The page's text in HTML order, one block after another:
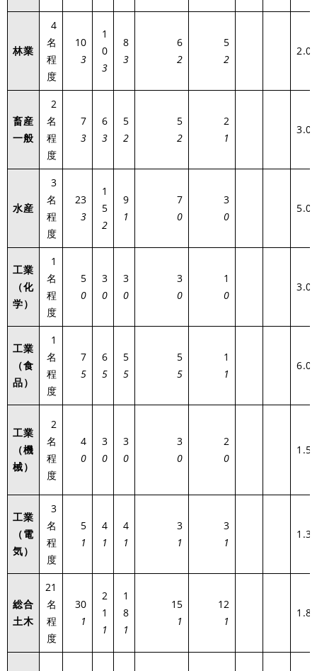
林業
4
名
程
度
10
3
1
0
3
8
3
6
2
5
2
2.0
畜産
一般
2
名
程
度
7
3
6
3
5
2
5
2
2
1
3.0
水産
3
名
程
度
23
3
1
5
2
9
1
7
0
3
0
5.0
工業
（化
学）
1
名
程
度
5
0
3
0
3
0
3
0
1
0
3.0
工業
（食
品）
1
名
程
度
7
5
6
5
5
5
5
5
1
1
6.0
工業
（機
械）
2
名
程
度
4
0
3
0
3
0
3
0
2
0
1.5
工業
（電
気）
3
名
程
度
5
1
4
1
4
1
3
1
3
1
1.3
総合
土木
21
名
程
度
30
1
2
1
1
1
8
1
15
1
12
1
1.8